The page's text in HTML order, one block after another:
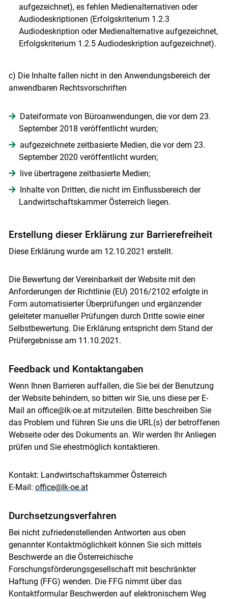
aufgezeichnet), es fehlen Medienalternativen oder
Audiodeskriptionen (Erfolgskriterium 1.2.3
Audiodeskription oder Medienalternative aufgezeichnet,
Erfolgskriterium 1.2.5 Audiodeskription aufgezeichnet).
c) Die Inhalte fallen nicht in den Anwendungsbereich der
anwendbaren Rechtsvorschriften
Dateiformate von Büroanwendungen, die vor dem 23.
September 2018 veröffentlicht wurden;
aufgezeichnete zeitbasierte Medien, die vor dem 23.
September 2020 veröffentlicht wurden;
live übertragene zeitbasierte Medien;
Inhalte von Dritten, die nicht im Einflussbereich der
Landwirtschaftskammer Österreich liegen.
Erstellung dieser Erklärung zur Barrierefreiheit
Diese Erklärung wurde am 12.10.2021 erstellt.
Die Bewertung der Vereinbarkeit der Website mit den
Anforderungen der Richtlinie (EU) 2016/2102 erfolgte in
Form automatisierter Überprüfungen und ergänzender
geleiteter manueller Prüfungen durch Dritte sowie einer
Selbstbewertung. Die Erklärung entspricht dem Stand der
Prüfergebnisse am 11.10.2021.
Feedback und Kontaktangaben
Wenn Ihnen Barrieren auffallen, die Sie bei der Benutzung
der Website behindern, so bitten wir Sie, uns diese per E-
Mail an office@lk-oe.at mitzuteilen. Bitte beschreiben Sie
das Problem und führen Sie uns die URL(s) der betroffenen
Webseite oder des Dokuments an. Wir werden Ihr Anliegen
prüfen und Sie ehestmöglich kontaktieren.
Kontakt: Landwirtschaftskammer Österreich
E-Mail: office@lk-oe.at
Durchsetzungsverfahren
Bei nicht zufriedenstellenden Antworten aus oben
genannter Kontaktmöglichkeit können Sie sich mittels
Beschwerde an die Österreichische
Forschungsförderungsgesellschaft mit beschränkter
Haftung (FFG) wenden. Die FFG nimmt über das
Kontaktformular Beschwerden auf elektronischem Weg